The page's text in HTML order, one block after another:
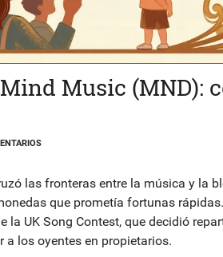
Music (MND):
las fronteras entre la música y la
que prometía fortunas
UK Song Contest, que decidió
a los oyentes en propietarios.